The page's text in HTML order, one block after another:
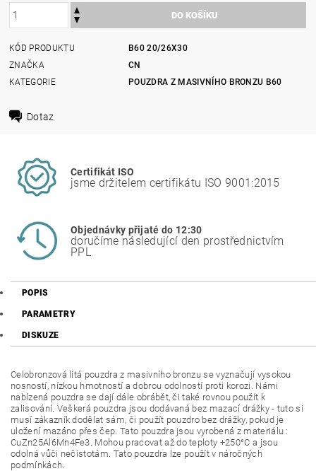
KÓD PRODUKTU
B60 20/26X30
ZNAČKA
CN
KATEGORIE
POUZDRA Z MASIVNÍHO BRONZU B60
Dotaz
Certifikát ISO
jsme držitelem certifikátu ISO 9001:2015
Objednávky přijaté do 12:30
doručíme následující den prostřednictvím
PPL
POPIS
PARAMETRY
DISKUZE
Celobronzová lítá pouzdra z masivního bronzu se vyznačují vysokou
nosností, nízkou hmotností a dobrou odolností proti korozi. Námi
nabízená pouzdra se dají dále obrábět, či také rovnou použít k
zalisování. Veškerá pouzdra jsou dodávaná bez mazací drážky - tuto si
musí zákazník dodělat sám, či použít pouzdro bez drážky, pokud je
uložení mazáno přes čep. Tato pouzdra jsou vyrobená z materiálu :
CuZn25Al6Mn4Fe3. Mohou pracovat až do teploty +250°C a jsou
odolná vůči nečistotám. Tato pouzdra lze použít v náročných
podmínkách.